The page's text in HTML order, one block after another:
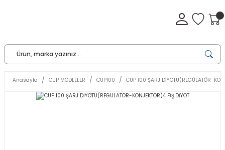
Anasayfa CUP MODELLER CUP100 CUP 100 ŞARJ DİYOTU(REGÜLATÖR-